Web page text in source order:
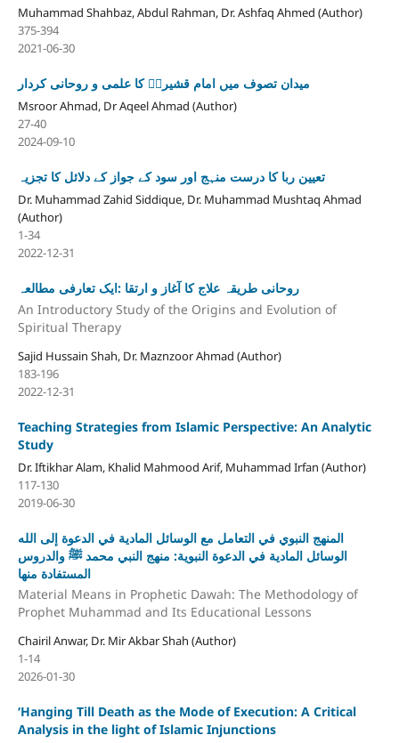
Muhammad Shahbaz, Abdul Rahman, Dr. Ashfaq Ahmed (Author)
375-394
2021-06-30
میدان تصوف میں امام قشیریؒ کا علمی و روحانی کردار
Msroor Ahmad, Dr Aqeel Ahmad (Author)
27-40
2024-09-10
تعیین ربا کا درست منہج اور سود کے جواز کے دلائل کا تجزیہ
Dr. Muhammad Zahid Siddique, Dr. Muhammad Mushtaq Ahmad
(Author)
1-34
2022-12-31
روحانی طریقہ علاج کا آغاز و ارتقا :ایک تعارفی مطالعہ
An Introductory Study of the Origins and Evolution of
Spiritual Therapy
Sajid Hussain Shah, Dr. Maznzoor Ahmad (Author)
183-196
2022-12-31
Teaching Strategies from Islamic Perspective: An Analytic
Study
Dr. Iftikhar Alam, Khalid Mahmood Arif, Muhammad Irfan (Author)
117-130
2019-06-30
المنهج النبوي في التعامل مع الوسائل المادية في الدعوة إلى الله
الوسائل المادية في الدعوة النبوية: منهج النبي محمد ﷺ والدروس
المستفادة منها
Material Means in Prophetic Dawah: The Methodology of
Prophet Muhammad and Its Educational Lessons
Chairil Anwar, Dr. Mir Akbar Shah (Author)
1-14
2026-01-30
‘Hanging Till Death as the Mode of Execution: A Critical
Analysis in the light of Islamic Injunctions